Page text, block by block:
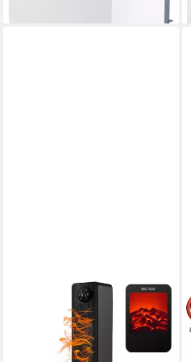
lieferbar - in 6-8 Werktagen bei dir
Keramikheizlüfter mit WiFi
Eco-1202, 2000 W,
Automatische Oszillation,